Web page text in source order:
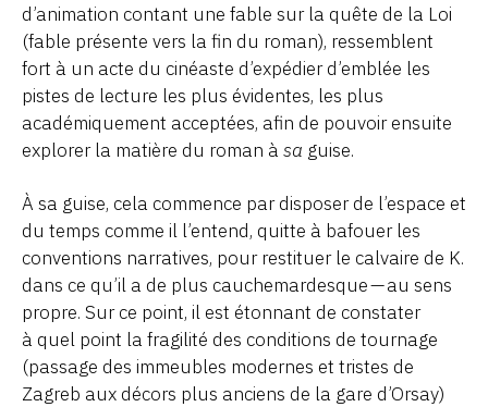
d’animation contant une fable sur la quête de la Loi
(fable présente vers la fin du roman), ressemblent
fort à un acte du cinéaste d’expédier d’emblée les
pistes de lecture les plus évidentes, les plus
académiquement acceptées, afin de pouvoir ensuite
explorer la matière du roman à sa guise.
À sa guise, cela commence par disposer de l’espace et
du temps comme il l’entend, quitte à bafouer les
conventions narratives, pour restituer le calvaire de K.
dans ce qu’il a de plus cauchemardesque — au sens
propre. Sur ce point, il est étonnant de constater
à quel point la fragilité des conditions de tournage
(passage des immeubles modernes et tristes de
Zagreb aux décors plus anciens de la gare d’Orsay)